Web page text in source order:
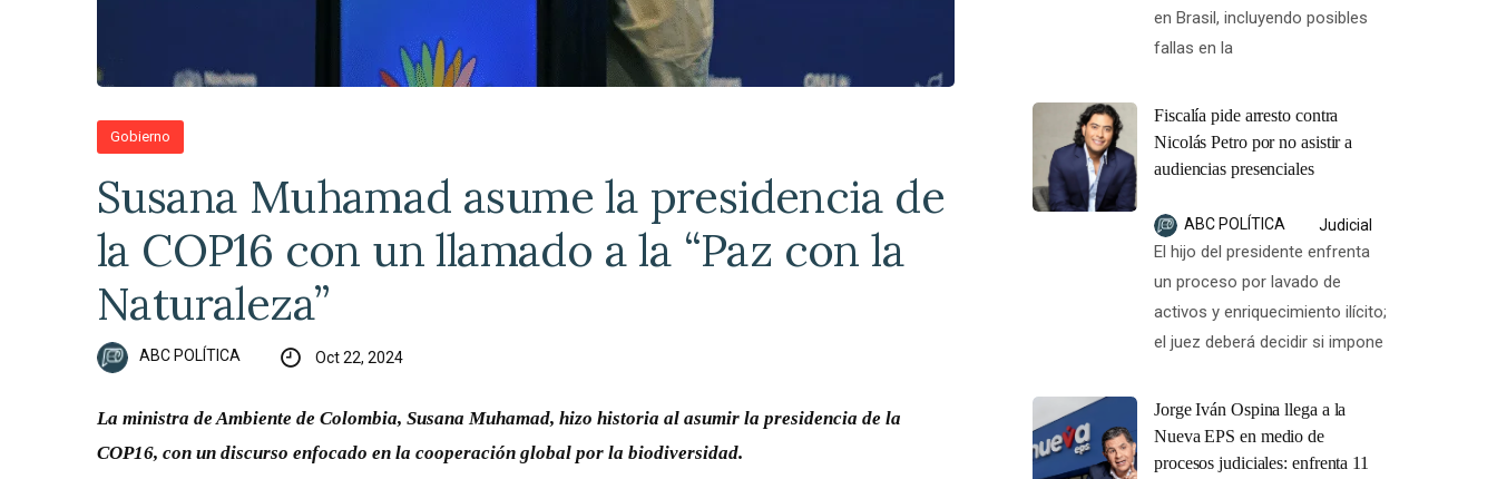
Gobierno
Susana Muhamad asume la presidencia de
la COP16 con un llamado a la “Paz con la
Naturaleza”
ABC POLÍTICA Oct 22, 2024
La ministra de Ambiente de Colombia, Susana Muhamad, hizo historia al asumir la presidencia de la
COP16, con un discurso enfocado en la cooperación global por la biodiversidad.
en Brasil, incluyendo posibles
fallas en la
Fiscalía pide arresto contra
Nicolás Petro por no asistir a
audiencias presenciales
ABC POLÍTICA Judicial
El hijo del presidente enfrenta
un proceso por lavado de
activos y enriquecimiento ilícito;
el juez deberá decidir si impone
Jorge Iván Ospina llega a la
Nueva EPS en medio de
procesos judiciales: enfrenta 11